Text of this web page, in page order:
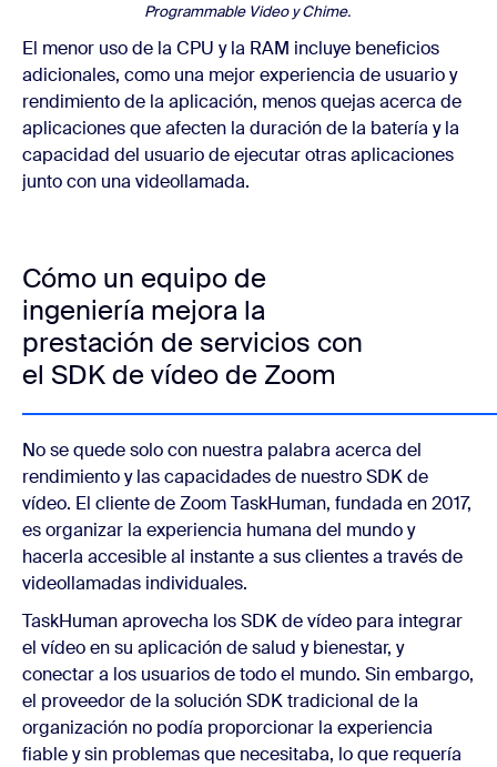
Programmable Video y Chime.
El menor uso de la CPU y la RAM incluye beneficios
adicionales, como una mejor experiencia de usuario y
rendimiento de la aplicación, menos quejas acerca de
aplicaciones que afecten la duración de la batería y la
capacidad del usuario de ejecutar otras aplicaciones
junto con una videollamada.
Cómo un equipo de
ingeniería mejora la
prestación de servicios con
el SDK de vídeo de Zoom
No se quede solo con nuestra palabra acerca del
rendimiento y las capacidades de nuestro SDK de
vídeo. El cliente de Zoom TaskHuman, fundada en 2017,
es organizar la experiencia humana del mundo y
hacerla accesible al instante a sus clientes a través de
videollamadas individuales.
TaskHuman aprovecha los SDK de vídeo para integrar
el vídeo en su aplicación de salud y bienestar, y
conectar a los usuarios de todo el mundo. Sin embargo,
el proveedor de la solución SDK tradicional de la
organización no podía proporcionar la experiencia
fiable y sin problemas que necesitaba, lo que requería